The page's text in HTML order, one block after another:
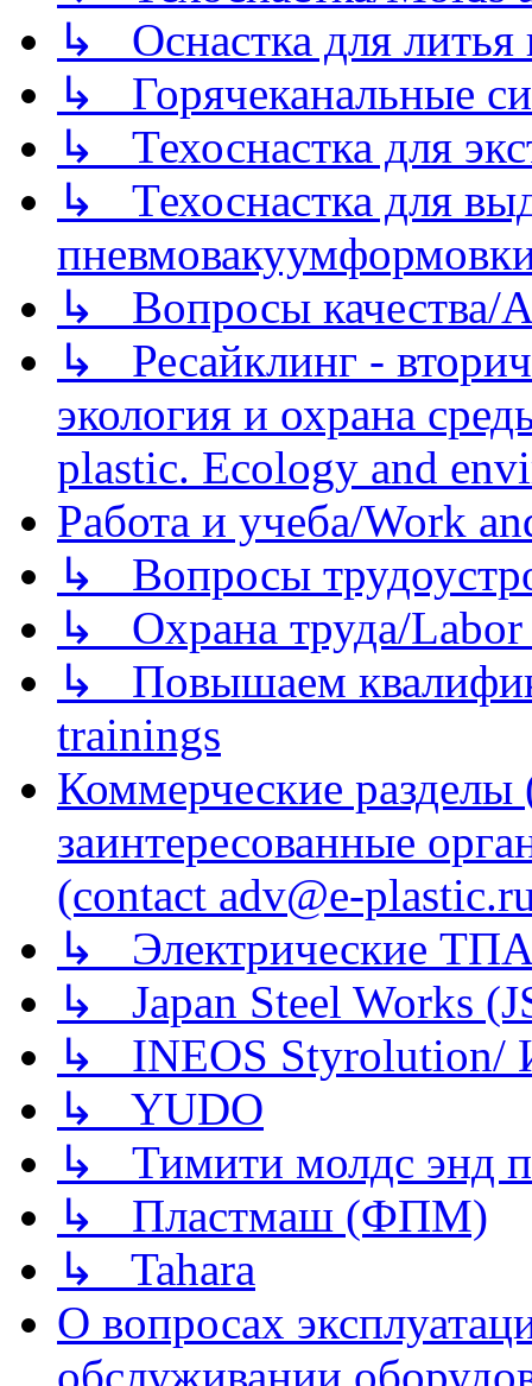
↳ Оснастка для литья
↳ Горячеканальные
↳ Техоснастка для
↳ Техоснастка для
↳ Вопросы качества/
↳ Ресайклинг -
экология и охрана
plastic. Ecology and
Работа и учеба/Work
↳ Вопросы
↳ Охрана труда/Labor
↳ Повышаем
trainings
Коммерческие
заинтересованные
(contact adv@e-
↳ Электрические
↳ Japan Steel Works
↳ INEOS
↳ YUDO
↳ Тимити молдс энд
↳ Пластмаш (ФПМ)
↳ Tahara
О вопросах